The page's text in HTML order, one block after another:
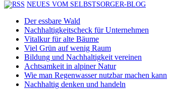
NEUES VOM SELBSTSORGER-BLOG
Der essbare Wald
Nachhaltigkeitscheck für Unternehmen
Vitalkur für alte Bäume
Viel Grün auf wenig Raum
Bildung und Nachhaltigkeit vereinen
Achtsamkeit in alpiner Natur
Wie man Regenwasser nutzbar machen kann
Nachhaltig denken und handeln